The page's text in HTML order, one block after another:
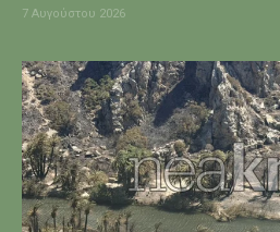
7 Αυγούστου 2026